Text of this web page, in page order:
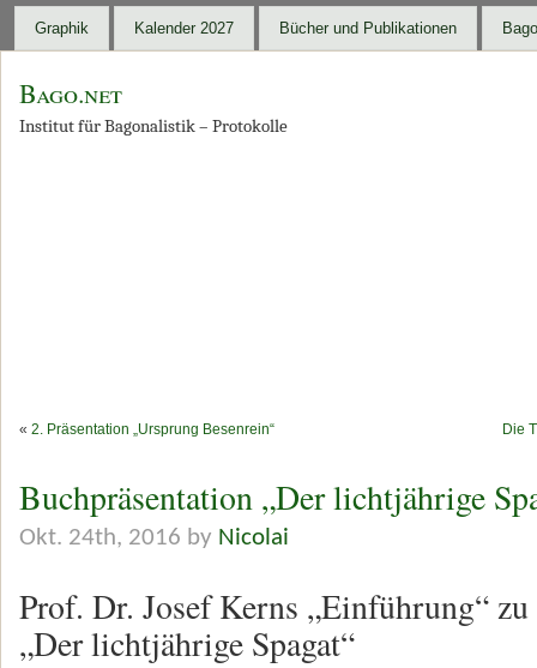
Graphik Kalender 2027 Bücher und Publikationen
Bago.net
Institut für Bagonalistik – Protokolle
« 2. Präsentation „Ursprung Besenrein“ Die
Buchpräsentation „Der lichtjährige
Okt. 24th, 2016 by Nicolai
Prof. Dr. Josef Kerns „Einführung“
„Der lichtjährige Spagat“